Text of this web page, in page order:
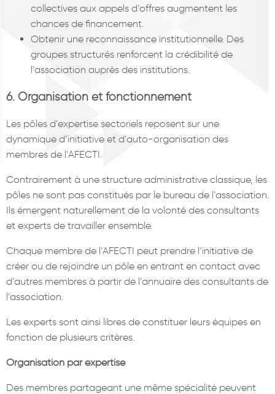
collectives aux appels d’offres augmentent les
chances de financement.
Obtenir une reconnaissance institutionnelle. Des
groupes structurés renforcent la crédibilité de
l’association auprès des institutions.
6. Organisation et fonctionnement
Les pôles d’expertise sectoriels reposent sur une
dynamique d’initiative et d’auto-organisation des
membres de l’AFECTI.
Contrairement à une structure administrative classique, les
pôles ne sont pas constitués par le bureau de l’association.
Ils émergent naturellement de la volonté des consultants
et experts de travailler ensemble.
Chaque membre de l’AFECTI peut prendre l’initiative de
créer ou de rejoindre un pôle en entrant en contact avec
d’autres membres à partir de l’annuaire des consultants de
l’association.
Les experts sont ainsi libres de constituer leurs équipes en
fonction de plusieurs critères.
Organisation par expertise
Des membres partageant une même spécialité peuvent